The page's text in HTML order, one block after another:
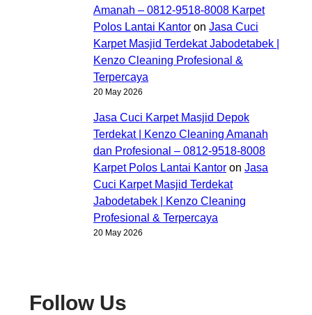
Amanah – 0812-9518-8008 Karpet
Polos Lantai Kantor on Jasa Cuci
Karpet Masjid Terdekat Jabodetabek |
Kenzo Cleaning Profesional &
Terpercaya
20 May 2026
Jasa Cuci Karpet Masjid Depok
Terdekat | Kenzo Cleaning Amanah
dan Profesional – 0812-9518-8008
Karpet Polos Lantai Kantor on Jasa
Cuci Karpet Masjid Terdekat
Jabodetabek | Kenzo Cleaning
Profesional & Terpercaya
20 May 2026
Follow Us